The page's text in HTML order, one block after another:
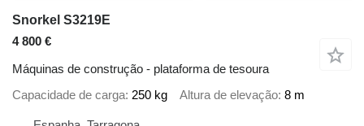
Snorkel S3219E
4 800 €
Máquinas de construção - plataforma de tesoura
Capacidade de carga 250 kg Altura de elevação 8 m